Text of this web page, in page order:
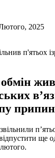
2025
ще